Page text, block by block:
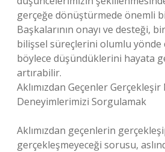
gerçeğe dönüştürmede önemli
Başkalarının onayı ve desteği,
bilişsel süreçlerini olumlu yönde
böylece düşündüklerini hayata
artırabilir.
Aklımızdan Geçenler Gerçekleşir
Deneyimlerimizi Sorgulamak
Aklımızdan geçenlerin
gerçekleşmeyeceği sorusu,